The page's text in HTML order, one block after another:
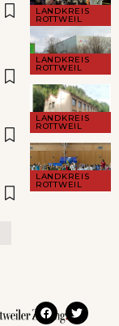
LANDKREIS
ROTTWEIL
LANDKREIS
ROTTWEIL
LANDKREIS
ROTTWEIL
LANDKREIS
ROTTWEIL